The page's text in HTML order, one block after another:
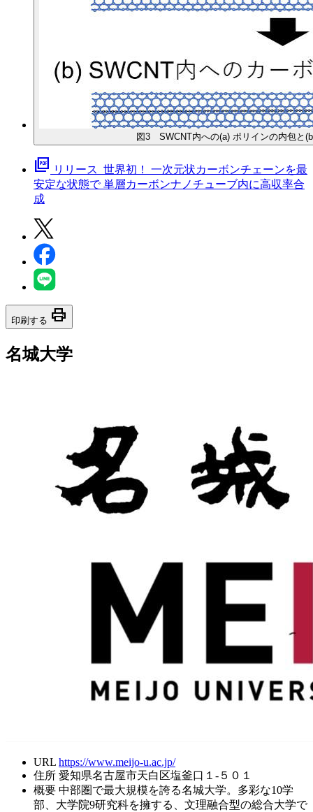
図3 SWCNT内への(a) ポリインの内包と
picture_as_pdf リリース_世界初！ 一次元状カーボンチェーンを最
安定な状態で 単層カーボンナノチューブ内に高収率合
成
印刷する print
名城大学
URL https://www.meijo-u.ac.jp/
住所 愛知県名古屋市天白区塩釜口１-５０１
概要 中部圏で最大規模を誇る名城大学。多彩な10学
部、大学院9研究科を擁する、文理融合型の総合大学で